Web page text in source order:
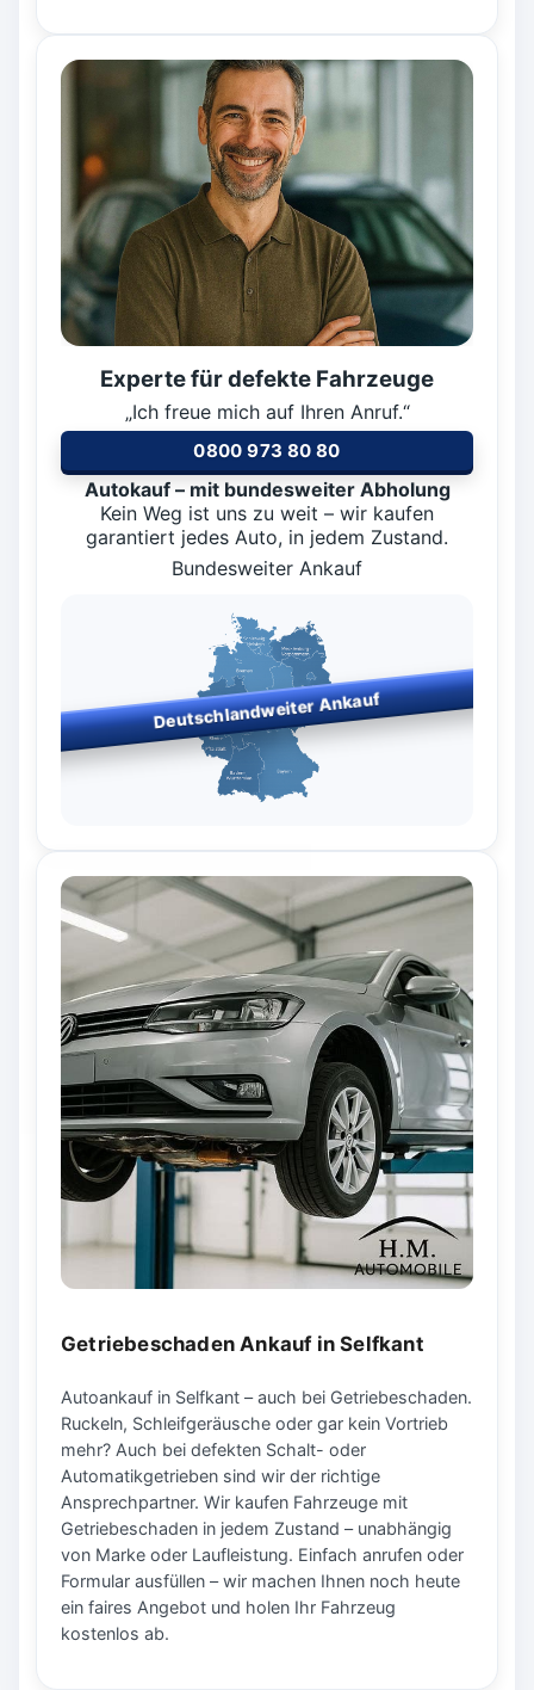
Experte für defekte Fahrzeuge
„Ich freue mich auf Ihren Anruf.“
0800 973 80 80
Autokauf – mit bundesweiter Abholung
Kein Weg ist uns zu weit – wir kaufen
garantiert jedes Auto, in jedem Zustand.
Bundesweiter Ankauf
Deutschlandweiter Ankauf
Bundesländern
Getriebeschaden Ankauf in Selfkant
Autoankauf in Selfkant – auch bei Getriebeschaden.
Ruckeln, Schleifgeräusche oder gar kein Vortrieb
mehr? Auch bei defekten Schalt- oder
Automatikgetrieben sind wir der richtige
Ansprechpartner. Wir kaufen Fahrzeuge mit
Getriebeschaden in jedem Zustand – unabhängig
von Marke oder Laufleistung. Einfach anrufen oder
Formular ausfüllen – wir machen Ihnen noch heute
ein faires Angebot und holen Ihr Fahrzeug
kostenlos ab.